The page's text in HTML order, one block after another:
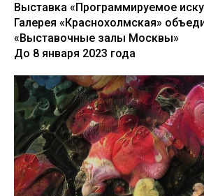
Выставка «Программируемое
Галерея «Краснохолмская»
«Выставочные залы Москвы»
До 8 января 2023 года